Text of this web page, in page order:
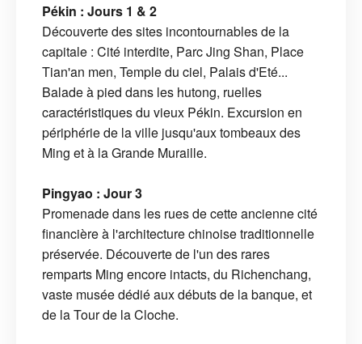
Pékin : Jours 1 & 2
Découverte des sites incontournables de la
capitale : Cité interdite, Parc Jing Shan, Place
Tian'an men, Temple du ciel, Palais d'Eté...
Balade à pied dans les hutong, ruelles
caractéristiques du vieux Pékin. Excursion en
périphérie de la ville jusqu'aux tombeaux des
Ming et à la Grande Muraille.
Pingyao : Jour 3
Promenade dans les rues de cette ancienne cité
financière à l'architecture chinoise traditionnelle
préservée. Découverte de l'un des rares
remparts Ming encore intacts, du Richenchang,
vaste musée dédié aux débuts de la banque, et
de la Tour de la Cloche.